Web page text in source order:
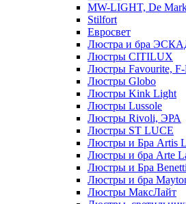
MW-LIGHT, De
Stilfort
Евросвет
Люстра и бра
Люстры CITILUX
Люстры Favourite, F-
Люстры Globo
Люстры Kink Light
Люстры Lussole
Люстры Rivoli, ЭРА
Люстры ST LUCE
Люстры и Бра Artis
Люстры и бра Arte
Люстры и Бра Benetti
Люстры и бра
Люстры МаксЛайт